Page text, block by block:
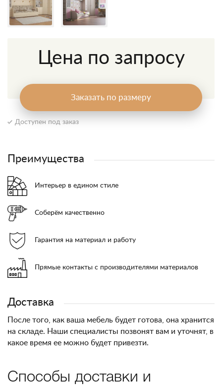
Доступен под заказ
Цена по запросу
Заказать по размеру
Преимущества
Интерьер в едином стиле
Соберём качественно
Гарантия на материал и работу
Прямые контакты с производителями материалов
Доставка
После того, как ваша мебель будет готова, она хранится
на складе. Наши специалисты позвонят вам и уточнят, в
какое время ее можно будет привезти.
Способы доставки и